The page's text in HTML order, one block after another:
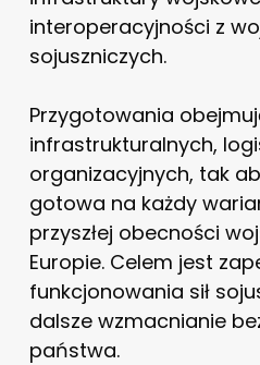
interoperacyjności z
sojuszniczych.
Przygotowania
infrastrukturalnych,
organizacyjnych, tak
gotowa na każdy
przyszłej obecności
Europie. Celem jest
funkcjonowania sił
dalsze wzmacnianie
państwa.